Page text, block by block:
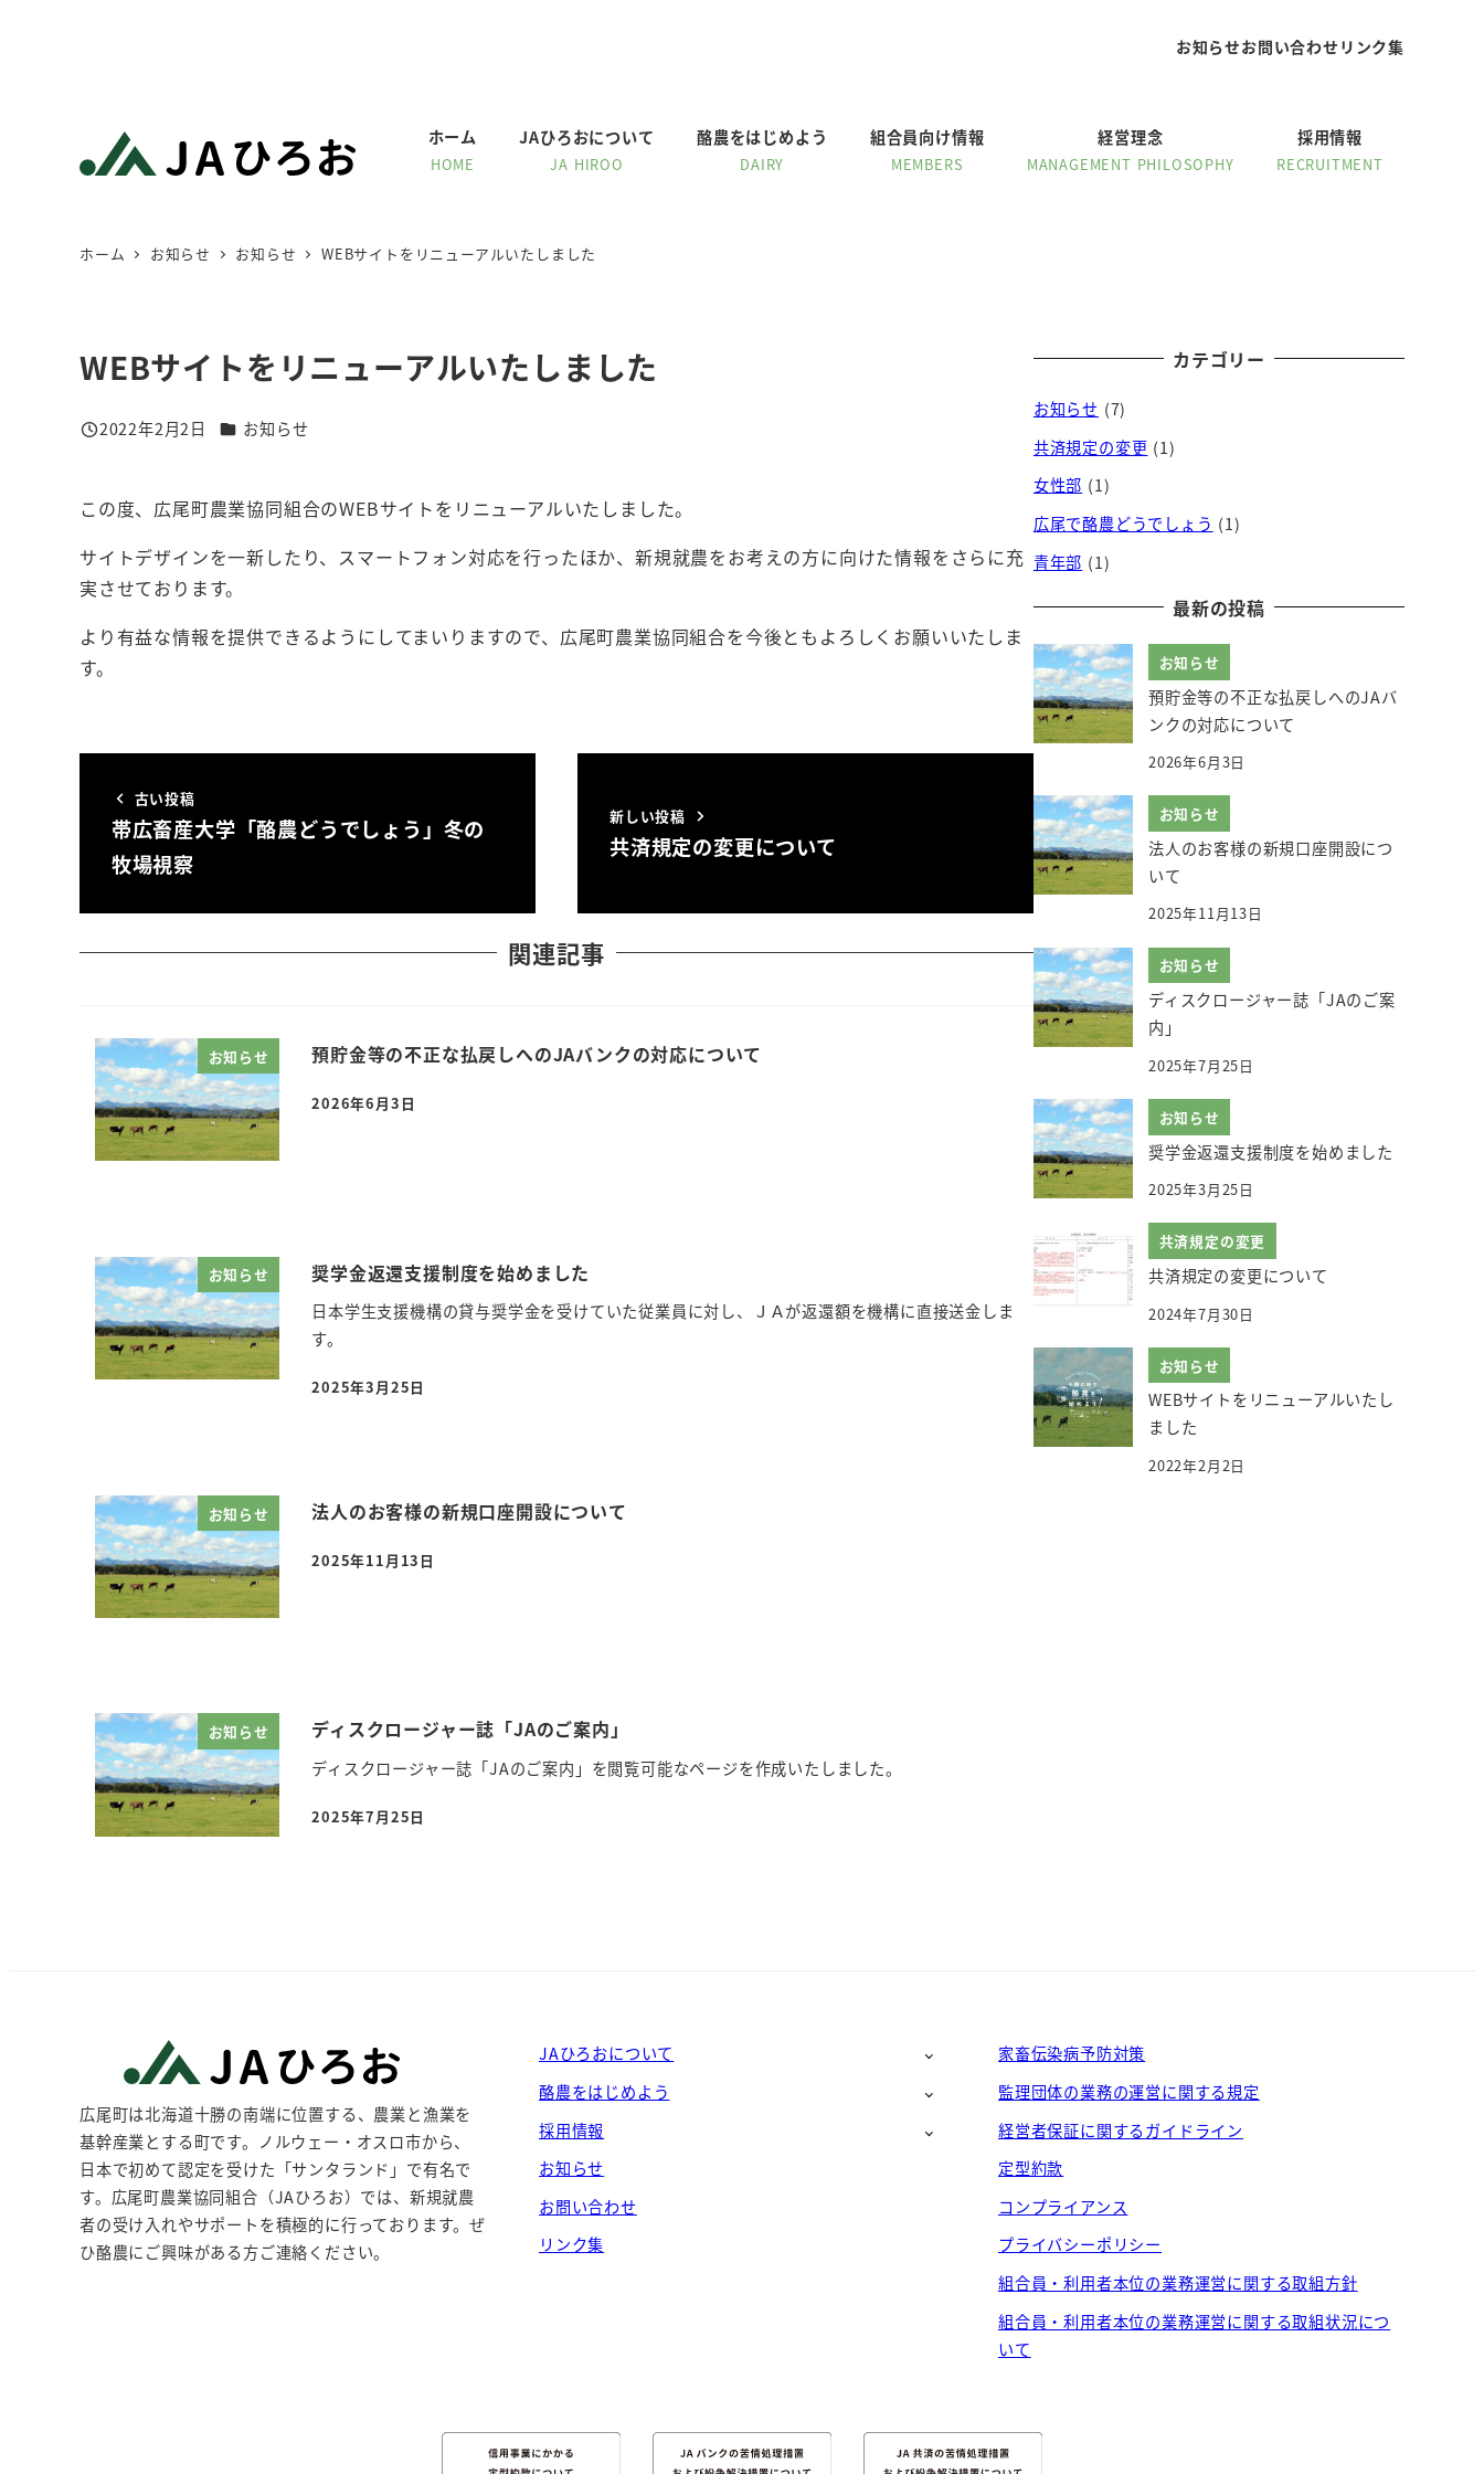
お知らせお問い合わせ リンク集
ホーム
HOME
JAひろおについて
JA HIROO
酪農をはじめよう
DAIRY
組合員向け情報
MEMBERS
経営理念
MANAGEMENT PHILOSOPHY
採用情報
RECRUITMENT
ホーム お知らせ お知らせ WEBサイトをリニューアルいたしました
WEBサイトをリニューアルいたしました
投稿日
2022年2月2日 カテゴリー
お知らせ
この度、広尾町農業協同組合のWEBサイトをリニューアルいたしました。
サイトデザインを一新したり、スマートフォン対応を行ったほか、新規就農をお考えの方に向けた情報をさらに充
実させております。
より有益な情報を提供できるようにしてまいりますので、広尾町農業協同組合を今後ともよろしくお願いいたしま
す。
古い投稿
帯広畜産大学「酪農どうでしょう」冬の
牧場視察
新しい投稿
共済規定の変更について
関連記事
お知らせ 預貯金等の不正な払戻しへのJAバンクの対応について
投稿日
2026年6月3日
お知らせ 奨学金返還支援制度を始めました
日本学生支援機構の貸与奨学金を受けていた従業員に対し、ＪＡが返還額を機構に直接送金しま
す。
投稿日
2025年3月25日
お知らせ 法人のお客様の新規口座開設について
投稿日
2025年11月13日
お知らせ ディスクロージャー誌「JAのご案内」
ディスクロージャー誌「JAのご案内」を閲覧可能なページを作成いたしました。
投稿日
2025年7月25日
カテゴリー
お知らせ (7)
共済規定の変更 (1)
女性部 (1)
広尾で酪農どうでしょう (1)
青年部 (1)
最新の投稿
お知らせ
預貯金等の不正な払戻しへのJAバ
ンクの対応について
2026年6月3日
お知らせ
法人のお客様の新規口座開設につ
いて
2025年11月13日
お知らせ
ディスクロージャー誌「JAのご案
内」
2025年7月25日
お知らせ
奨学金返還支援制度を始めました
2025年3月25日
共済規定の変更
共済規定の変更について
2024年7月30日
お知らせ
WEBサイトをリニューアルいたし
ました
2022年2月2日
広尾町は北海道十勝の南端に位置する、農業と漁業を
基幹産業とする町です。ノルウェー・オスロ市から、
日本で初めて認定を受けた「サンタランド」で有名で
す。広尾町農業協同組合（JAひろお）では、新規就農
者の受け入れやサポートを積極的に行っております。ぜ
ひ酪農にご興味がある方ご連絡ください。
JAひろおについて
酪農をはじめよう
採用情報
お知らせ
お問い合わせ
リンク集
家畜伝染病予防対策
監理団体の業務の運営に関する規定
経営者保証に関するガイドライン
定型約款
コンプライアンス
プライバシーポリシー
組合員・利用者本位の業務運営に関する取組方針
組合員・利用者本位の業務運営に関する取組状況につ
いて